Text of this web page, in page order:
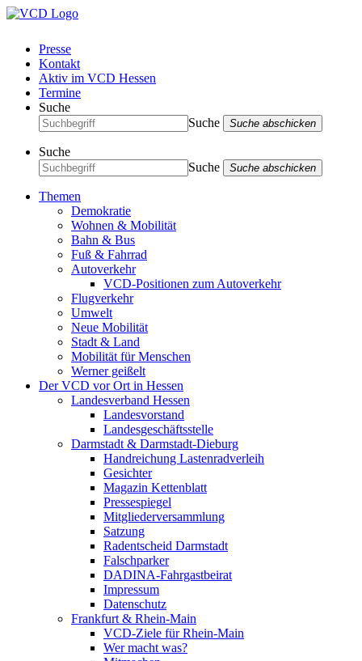
Presse
Kontakt
Aktiv im VCD Hessen
Termine
Suche
Suche
Suche abschicken
Suche
Suche
Suche abschicken
Themen
Demokratie
Wohnen & Mobilität
Bahn & Bus
Fuß & Fahrrad
Autoverkehr
VCD-Positionen zum Autoverkehr
Flugverkehr
Umwelt
Neue Mobilität
Stadt & Land
Mobilität für Menschen
Werner geißelt
Der VCD vor Ort in Hessen
Landesverband Hessen
Landesvorstand
Landesgeschäftsstelle
Darmstadt & Darmstadt-Dieburg
Handreichung Lastenradverleih
Gesichter
Magazin Kettenblatt
Pressespiegel
Mitgliederversammlung
Satzung
Radentscheid Darmstadt
Falschparker
DADINA-Fahrgastbeirat
Impressum
Datenschutz
Frankfurt & Rhein-Main
VCD-Ziele für Rhein-Main
Wer macht was?